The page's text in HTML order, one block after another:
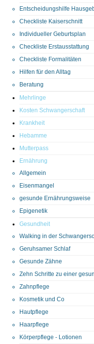
Entscheidungshilfe
Checkliste Kaiserschnitt
Individueller Geburtsplan
Checkliste Erstausstattung
Checkliste Formalitäten
Hilfen für den Alltag
Beratung
Mehrlinge
Kosten Schwangerschaft
Krankheit
Hebamme
Mutterpass
Ernährung
Allgemein
Eisenmangel
gesunde Ernährungsweise
Epigenetik
Gesundheit
Walking in der
Geruhsamer Schlaf
Gesunde Zähne
Zehn Schritte zu einer
Zahnpflege
Kosmetik und Co
Hautpflege
Haarpflege
Körperpflege - Lotionen